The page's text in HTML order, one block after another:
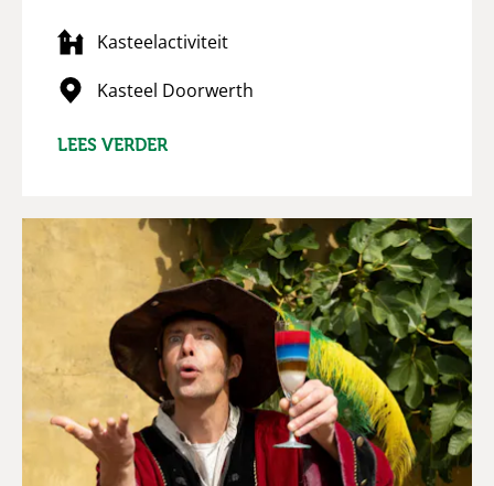
Kasteelactiviteit
Kasteel Doorwerth
LEES VERDER